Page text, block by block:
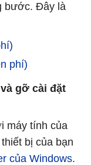
bước. Đây là
phí)
gỡ cài đặt
máy tính của
bị của bạn
của Windows.